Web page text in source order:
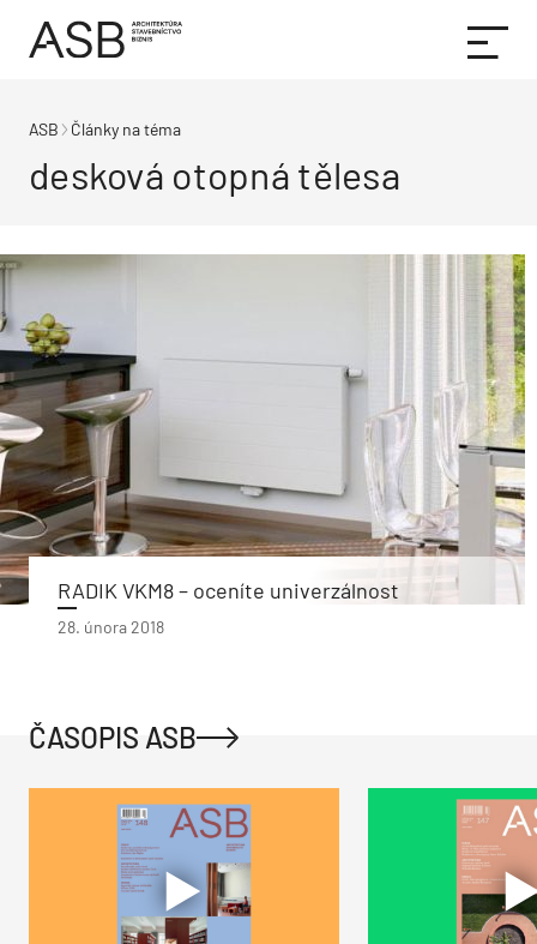
ASB Články na téma
desková otopná tělesa
RADIK VKM8 – oceníte univerzálnost
28. února 2018
ČASOPIS ASB